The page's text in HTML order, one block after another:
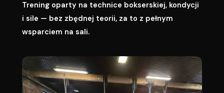
Trening oparty na technice bokserskiej, kondycji
i sile — bez zbędnej teorii, za to z pełnym
wsparciem na sali.